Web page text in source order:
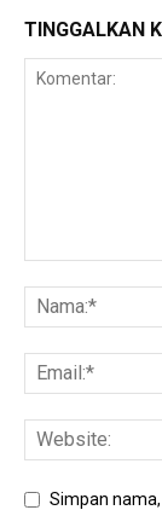
TINGGALKAN
Simpan